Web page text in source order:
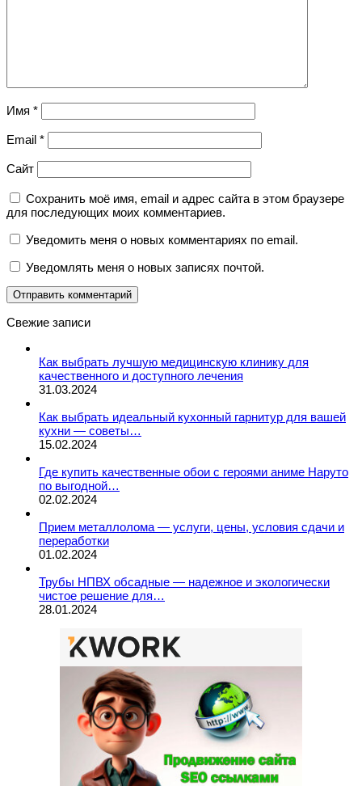
Имя *
Email *
Сайт
Сохранить моё имя, email и адрес сайта в этом браузере
для последующих моих комментариев.
Уведомить меня о новых комментариях по email.
Уведомлять меня о новых записях почтой.
Свежие записи
Как выбрать лучшую медицинскую клинику для
качественного и доступного лечения
31.03.2024
Как выбрать идеальный кухонный гарнитур для вашей
кухни — советы…
15.02.2024
Где купить качественные обои с героями аниме Наруто
по выгодной…
02.02.2024
Прием металлолома — услуги, цены, условия сдачи и
переработки
01.02.2024
Трубы НПВХ обсадные — надежное и экологически
чистое решение для…
28.01.2024